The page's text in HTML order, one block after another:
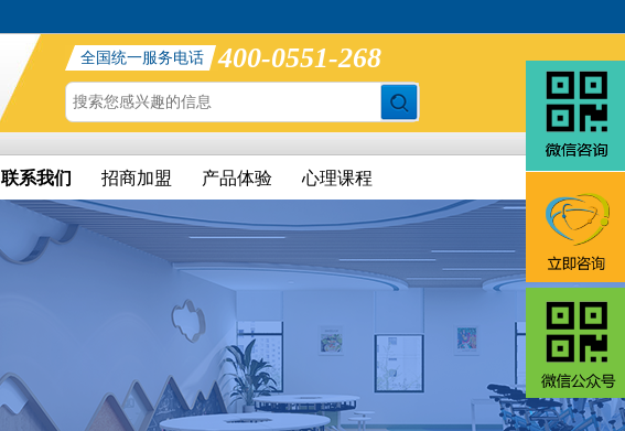
全国统一服务电话 400-0551-268
联系我们 招商加盟 产品体验 心理课程